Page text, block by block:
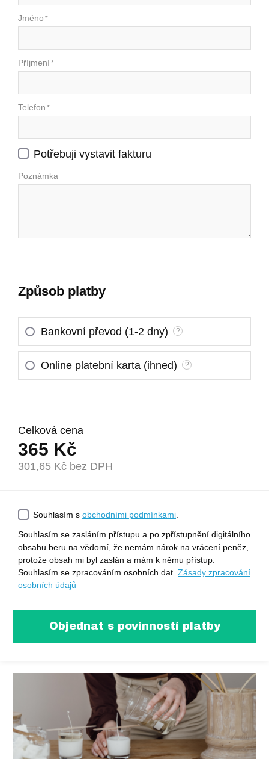
Jméno *
Příjmení*
Telefon *
Potřebuji vystavit fakturu
Poznámka
Způsob platby
Bankovní převod (1-2 dny) ?
Online platební karta (ihned) ?
Celková cena
365 Kč
301,65 Kč bez DPH
Souhlasím s obchodními podmínkami
Souhlasím se zasláním přístupu a po zpřístupnění digitálního
obsahu beru na vědomí, že nemám nárok na vrácení peněz,
protože obsah mi byl zaslán a mám k němu přístup.
Souhlasím se zpracováním osobních dat. Zásady zpracování
osobních údajů
Objednat s povinností platby